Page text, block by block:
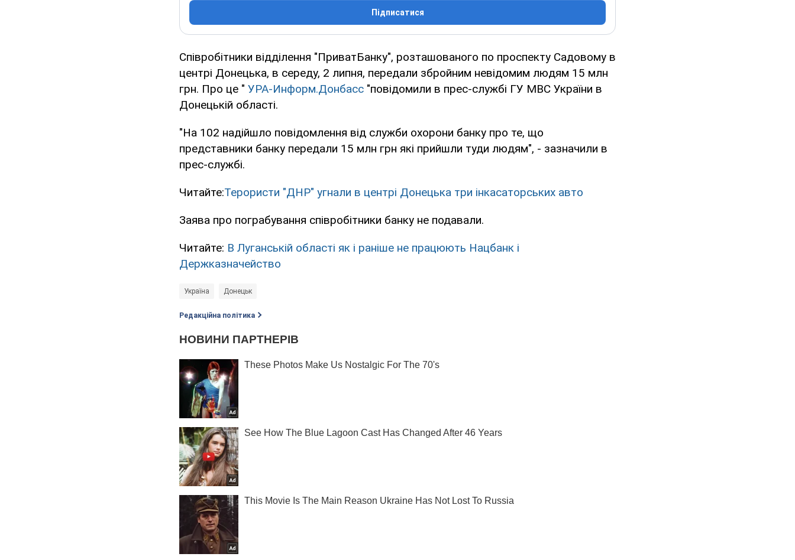
Підписатися
Співробітники відділення "ПриватБанку", розташованого по проспекту Садовому в
центрі Донецька, в середу, 2 липня, передали збройним невідомим людям 15 млн
грн. Про це " УРА-Информ.Донбасс "повідомили в прес-службі ГУ МВС України в
Донецькій області.
"На 102 надійшло повідомлення від служби охорони банку про те, що
представники банку передали 15 млн грн які прийшли туди людям", - зазначили в
прес-службі.
Читайте:Терористи "ДНР" угнали в центрі Донецька три інкасаторських авто
Заява про пограбування співробітники банку не подавали.
Читайте: В Луганській області як і раніше не працюють Нацбанк і
Держказначейство
Україна Донецьк
Редакційна політика